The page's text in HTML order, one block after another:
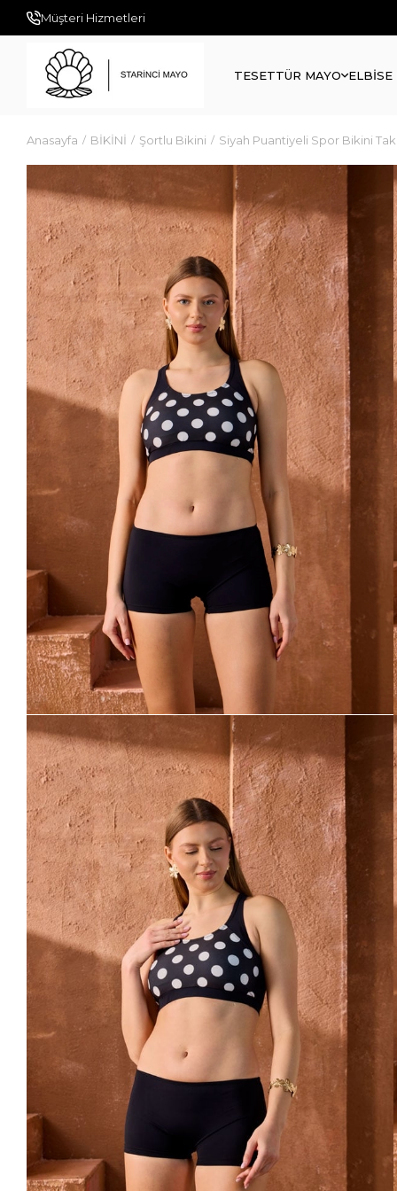
Müşteri Hizmetleri
TESETTÜR MAYO ELBİSE
Anasayfa BİKİNİ Şortlu Bikini Siyah Puantiyeli Spor Bikini